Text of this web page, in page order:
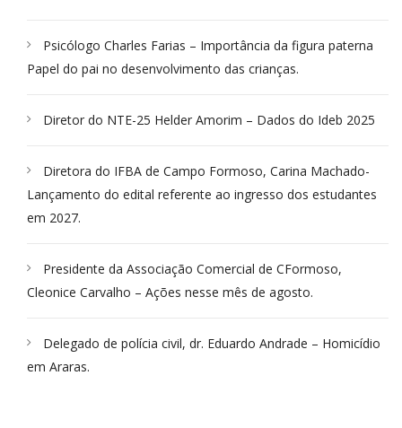
Psicólogo Charles Farias – Importância da figura paterna
Papel do pai no desenvolvimento das crianças.
Diretor do NTE-25 Helder Amorim – Dados do Ideb 2025
Diretora do IFBA de Campo Formoso, Carina Machado-
Lançamento do edital referente ao ingresso dos estudantes
em 2027.
Presidente da Associação Comercial de CFormoso,
Cleonice Carvalho – Ações nesse mês de agosto.
Delegado de polícia civil, dr. Eduardo Andrade – Homicídio
em Araras.